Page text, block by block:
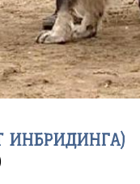
ИНБРИДИНГА)